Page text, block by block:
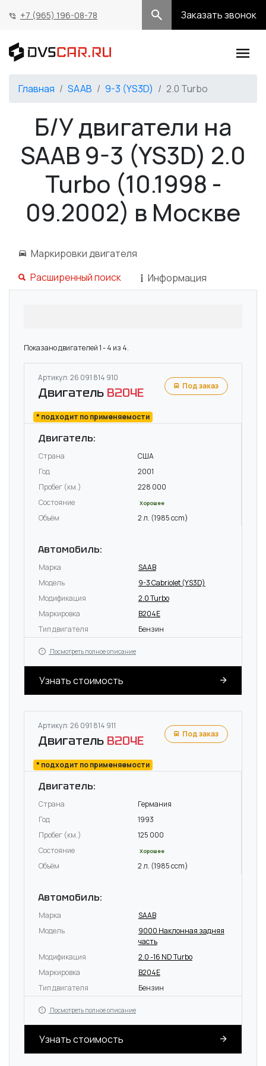
+7 (965) 196-08-78 Заказать звонок
Главная SAAB 9-3 (YS3D) 2.0 Turbo
Б/У двигатели на
SAAB 9-3 (YS3D) 2.0
Turbo (10.1998 -
09.2002) в Москве
Маркировки двигателя
Расширенный поиск
Информация
Показано двигателей 1 - 4 из 4.
Артикул: 26 091 814 910
Двигатель B204E
* подходит по применяемости
Под заказ
Двигатель:
Страна
США
Год
2001
Пробег (км.)
228 000
Состояние
Хорошее
Объём 2 л. (1985 ccm)
Автомобиль:
Марка
SAAB
Модель
9-3 Cabriolet (YS3D)
Модификация
2.0 Turbo
Маркировка
B204E
Тип двигателя
Бензин
Посмотреть полное описание
Узнать стоимость
Артикул: 26 091 814 911
Двигатель B204E
* подходит по применяемости
Под заказ
Двигатель:
Страна
Германия
Год
1993
Пробег (км.)
125 000
Состояние
Хорошее
Объём 2 л. (1985 ccm)
Автомобиль:
Марка
SAAB
Модель
9000 Наклонная задняя
часть
Модификация
2.0 -16 ND Turbo
Маркировка
B204E
Тип двигателя
Бензин
Посмотреть полное описание
Узнать стоимость